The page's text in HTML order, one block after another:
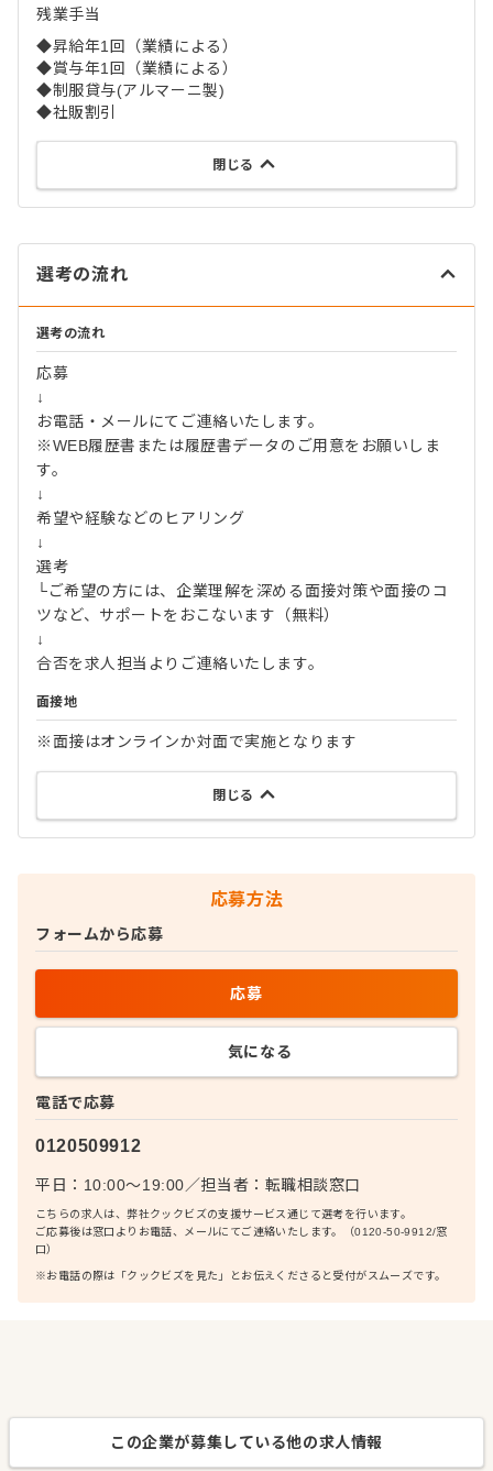
残業手当
◆昇給年1回（業績による）
◆賞与年1回（業績による）
◆制服貸与(アルマーニ製)
◆社販割引
閉じる
選考の流れ
選考の流れ
応募
↓
お電話・メールにてご連絡いたします。
※WEB履歴書または履歴書データのご用意をお願いしま
す。
↓
希望や経験などのヒアリング
↓
選考
└ご希望の方には、企業理解を深める面接対策や面接のコ
ツなど、サポートをおこないます（無料）
↓
合否を求人担当よりご連絡いたします。
面接地
※面接はオンラインか対面で実施となります
閉じる
応募方法
電話で応募
0120509912
平日：10:00〜19:00／担当者： 転職相談窓口
こちらの求人は、弊社クックビズの支援サービス通じて選考を行います。
ご応募後は窓口よりお電話、メールにてご連絡いたします。（0120-50-9912/窓
口）
※お電話の際は「クックビズを見た」とお伝えくださると受付がスムーズです。
フォームから応募
応募
気になる
この企業が募集している他の求人情報